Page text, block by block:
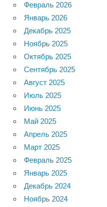
Февраль 2026
Январь 2026
Декабрь 2025
Ноябрь 2025
Октябрь 2025
Сентябрь 2025
Август 2025
Июль 2025
Июнь 2025
Май 2025
Апрель 2025
Март 2025
Февраль 2025
Январь 2025
Декабрь 2024
Ноябрь 2024